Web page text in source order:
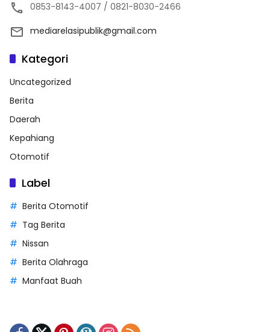
0853-8143-4007 / 0821-8030-2466
mediarelasipublik@gmail.com
Kategori
Uncategorized
Berita
Daerah
Kepahiang
Otomotif
Label
Berita Otomotif
Tag Berita
Nissan
Berita Olahraga
Manfaat Buah